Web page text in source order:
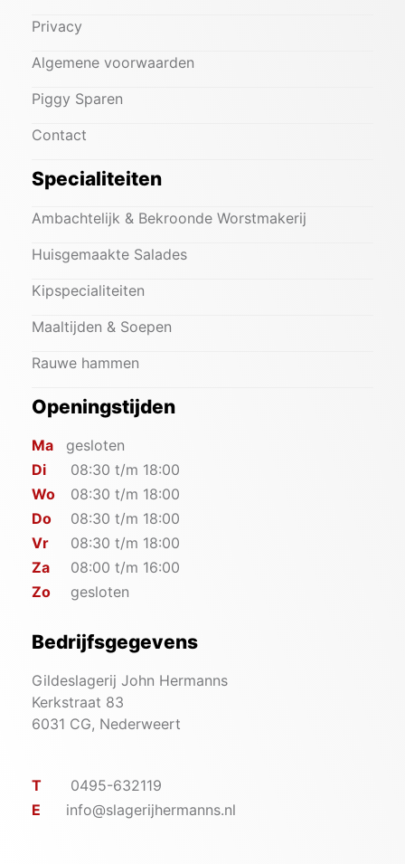
Privacy
Algemene voorwaarden
Piggy Sparen
Contact
Specialiteiten
Ambachtelijk & Bekroonde Worstmakerij
Huisgemaakte Salades
Kipspecialiteiten
Maaltijden & Soepen
Rauwe hammen
Openingstijden
Ma
gesloten
Di
08:30 t/m 18:00
Wo
08:30 t/m 18:00
Do
08:30 t/m 18:00
Vr
08:30 t/m 18:00
Za
08:00 t/m 16:00
Zo
gesloten
Bedrijfsgegevens
Gildeslagerij John Hermanns
Kerkstraat 83
6031 CG, Nederweert
T
0495-632119
E
info@slagerijhermanns.nl